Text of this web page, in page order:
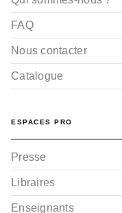
FAQ
Nous contacter
Catalogue
ESPACES PRO
Presse
Libraires
Enseignants